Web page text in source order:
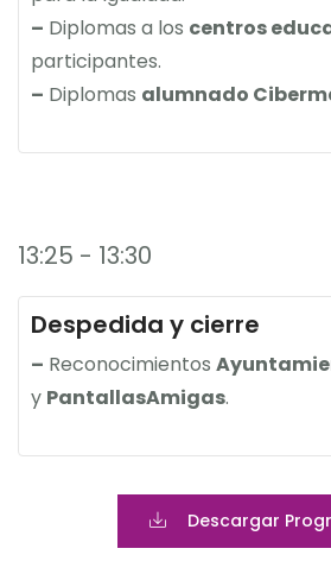
– Diplomas a los centros
participantes.
– Diplomas alumnado
13:25 - 13:30
Despedida y cierre
– Reconocimientos
y PantallasAmigas.
Descargar